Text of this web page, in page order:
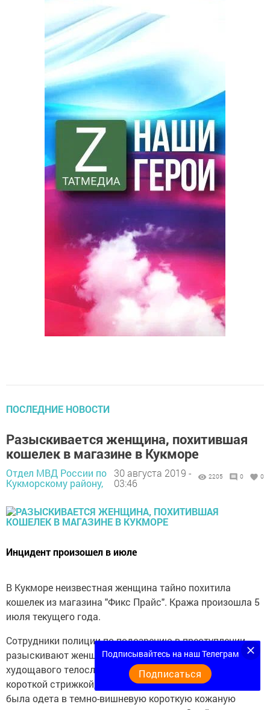
ПОСЛЕДНИЕ НОВОСТИ
Разыскивается женщина, похитившая
кошелек в магазине в Кукморе
Отдел МВД России по
Кукморскому району,
30 августа 2019 -
03:46
2205 0 0
Инцидент произошел в июле
В Кукморе неизвестная женщина тайно похитила
кошелек из магазина "Фикс Прайс". Кража произошла 5
июля текущего года.
Сотрудники полиции по подозрению в преступлении
разыскивают женщину 40-43 лет, стройную,
худощавого телосложения, ростом около 170 см, с
короткой стрижкой, темно-коричневыми волосами. Она
была одета в темно-вишневую короткую кожаную
Подписывайтесь на наш Телеграм
Подписаться